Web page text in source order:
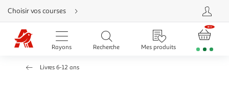
Aller
directement
au
contenu
Aller
directement
Aller
Choisir vos courses
Rayons Recherche Mes produits
Livres 6-12 ans